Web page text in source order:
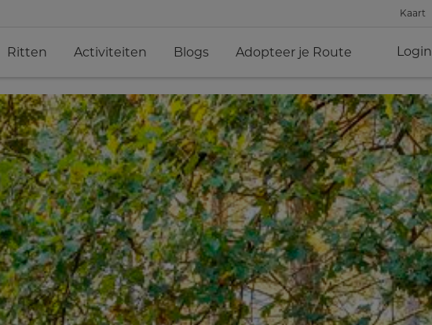
Kaart
Ritten Activiteiten Blogs Adopteer je Route Login